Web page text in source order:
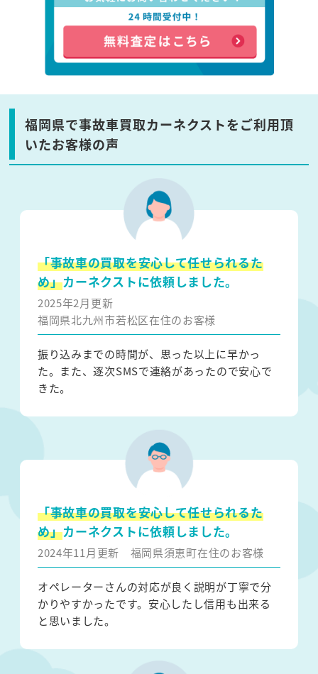
福岡県で事故車買取カーネクストをご利用頂
いたお客様の声
「事故車の買取を安心して任せられるた
め」カーネクストに依頼しました。
2025年2月更新
福岡県北九州市若松区在住のお客様
振り込みまでの時間が、思った以上に早かっ
た。また、逐次SMSで連絡があったので安心で
きた。
「事故車の買取を安心して任せられるた
め」カーネクストに依頼しました。
2024年11月更新 福岡県須恵町在住のお客様
オペレーターさんの対応が良く説明が丁寧で分
かりやすかったです。安心したし信用も出来る
と思いました。